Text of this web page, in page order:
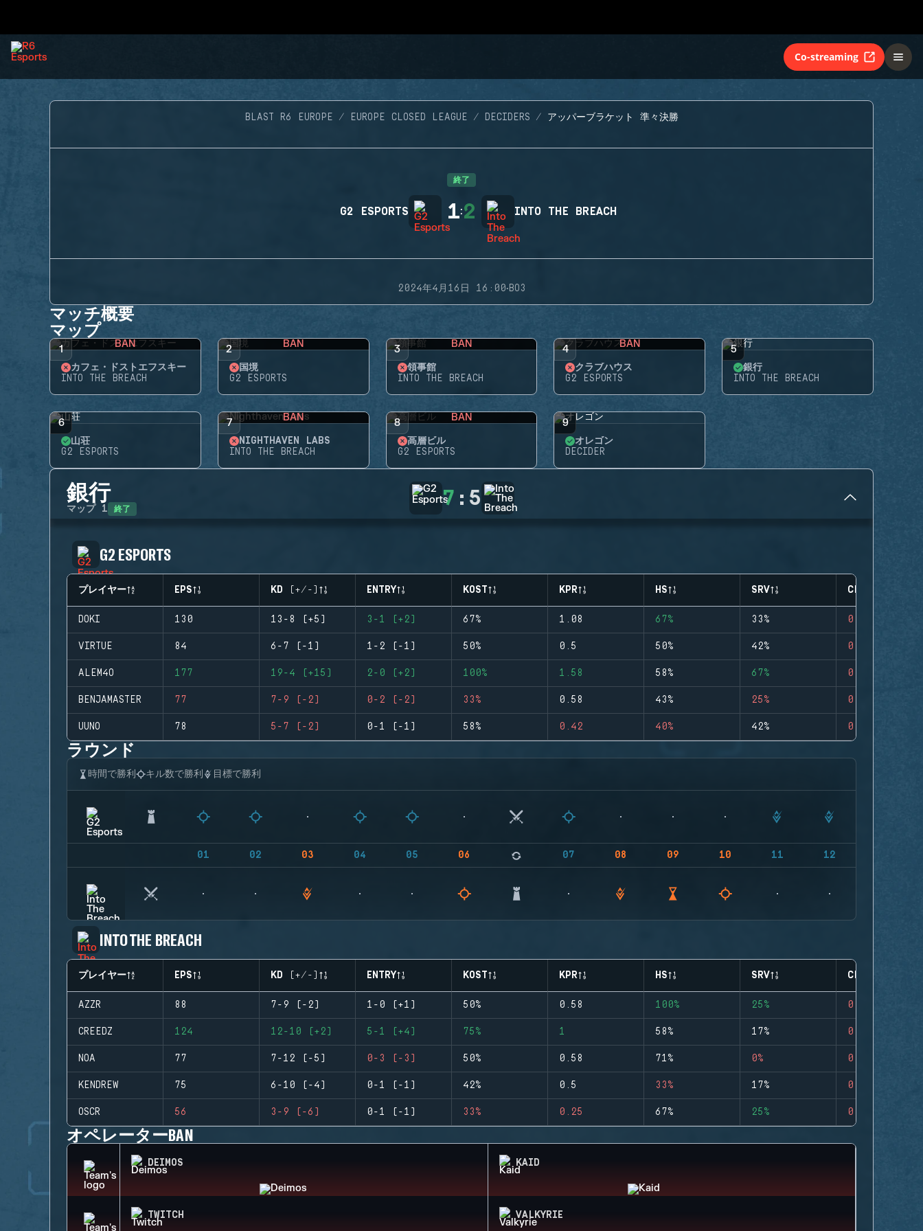
Co-streaming
BLAST R6 EUROPE EUROPE CLOSED LEAGUE DECIDERS アッパーブラケット 準々決勝
終了
G2 ESPORTS 1:2 INTO THE BREACH
2024年4月16日 16:00·BO3
マッチ概要
マップ
1 BAN
カフェ・ドストエフスキー
INTO THE BREACH
2 BAN
国境
G2 ESPORTS
3 BAN
領事館
INTO THE BREACH
4 BAN
クラブハウス
G2 ESPORTS
5
銀行
INTO THE BREACH
6
山荘
G2 ESPORTS
7 BAN
NIGHTHAVEN LABS
INTO THE BREACH
8 BAN
高層ビル
G2 ESPORTS
9
オレゴン
DECIDER
銀行
マップ 1 終了 7 : 5
G2 ESPORTS
プレイヤー EPS KD (+/-) ENTRY KOST KPR HS SRV CLUTCHES
DOKI 130 13-8 (+5) 3-1 (+2) 67% 1.08 67% 33% 0
VIRTUE 84 6-7 (-1) 1-2 (-1) 50% 0.5 50% 42% 0
ALEM4O 177 19-4 (+15) 2-0 (+2) 100% 1.58 58% 67% 0
BENJAMASTER 77 7-9 (-2) 0-2 (-2) 33% 0.58 43% 25% 0
UUNO 78 5-7 (-2) 0-1 (-1) 58% 0.42 40% 42% 0
ラウンド
時間で勝利 キル数で勝利 目標で勝利
01 02 03 04 05 06 07 08 09 10 11 12
INTO THE BREACH
プレイヤー EPS KD (+/-) ENTRY KOST KPR HS SRV CLUTCHES
AZZR 88 7-9 (-2) 1-0 (+1) 50% 0.58 100% 25% 0
CREEDZ 124 12-10 (+2) 5-1 (+4) 75% 1 58% 17% 0
NOA 77 7-12 (-5) 0-3 (-3) 50% 0.58 71% 0% 0
KENDREW 75 6-10 (-4) 0-1 (-1) 42% 0.5 33% 17% 0
OSCR 56 3-9 (-6) 0-1 (-1) 33% 0.25 67% 25% 0
オペレーターBAN
DEIMOS KAID
TWITCH VALKYRIE